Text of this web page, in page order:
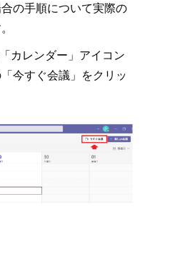
の手順について実際の
カレンダー」アイコン
今すぐ会議」をクリッ